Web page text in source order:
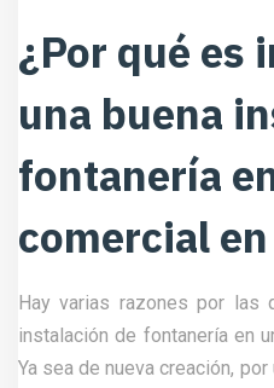
¿Por qué es
una buena
fontanería
comercial
Hay varias razones por las
instalación de fontanería en
Ya sea de nueva creación,